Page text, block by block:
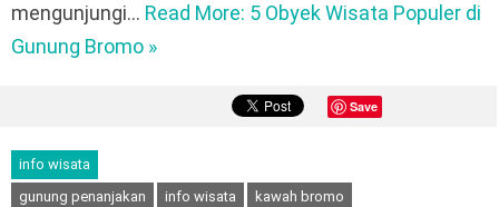
mengunjungi… Read More: 5 Obyek Wisata Populer di
Gunung Bromo »
Save
info wisata
gunung penanjakan
info wisata
kawah bromo